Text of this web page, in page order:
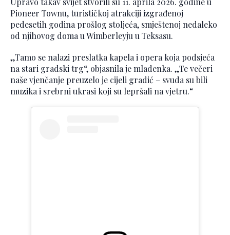
Pioneer Townu, turističkoj atrakciji izgrađenoj
pedesetih godina prošlog stoljeća, smještenoj nedaleko
od njihovog doma u Wimberleyju u Teksasu.
„Tamo se nalazi preslatka kapela i opera koja podsjeća
na stari gradski trg“, objasnila je mladenka. „Te večeri
naše vjenčanje preuzelo je cijeli gradić – svuda su bili
muzika i srebrni ukrasi koji su lepršali na vjetru.“